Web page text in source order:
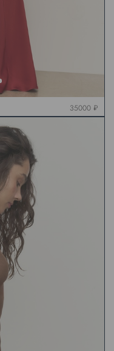
35000 ₽